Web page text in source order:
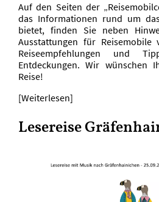
Auf den Seiten der
das Informationen rund um
bietet, finden Sie neben
Ausstattungen für Reisemobile
Reiseempfehlungen und
Entdeckungen. Wir wünschen
Reise!
[Weiterlesen]
Lesereise